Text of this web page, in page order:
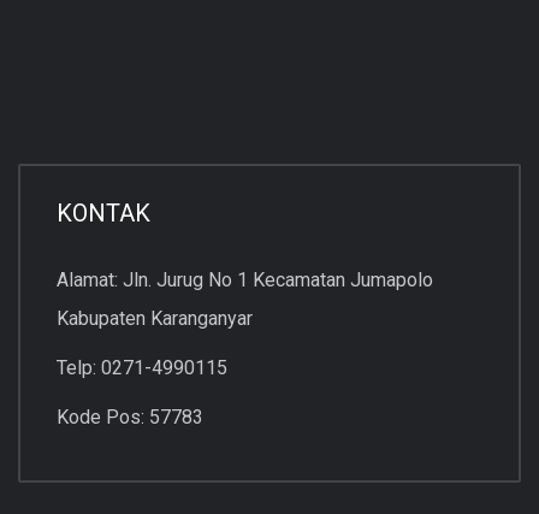
KONTAK
Alamat: Jln. Jurug No 1 Kecamatan Jumapolo
Kabupaten Karanganyar
Telp: 0271-4990115
Kode Pos: 57783